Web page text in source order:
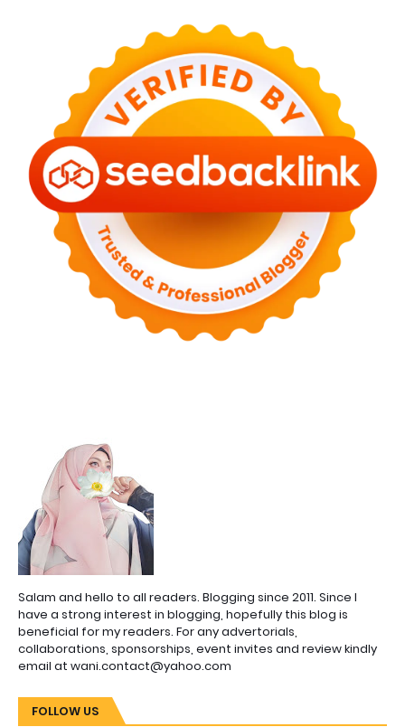
Salam and hello to all readers. Blogging since 2011. Since I
have a strong interest in blogging, hopefully this blog is
beneficial for my readers. For any advertorials,
collaborations, sponsorships, event invites and review kindly
email at wani.contact@yahoo.com
FOLLOW US